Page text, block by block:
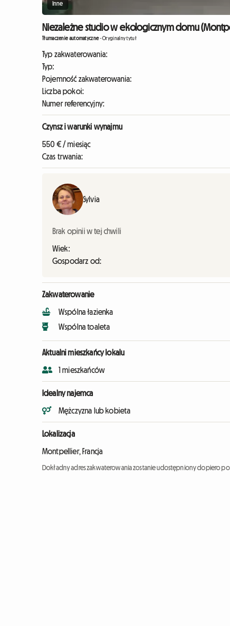
Inne
Niezależne studio w ekologicznym domu
Tłumaczenie automatyczne-Oryginalny tytuł
Typ zakwaterowania:
Typ:
Pojemność zakwaterowania:
Liczba pokoi:
Numer referencyjny:
Czynsz i warunki wynajmu
550 € / miesiąc
Czas trwania:
Sylvia
Brak opinii w tej chwili
Wiek:
Gospodarz od:
Zakwaterowanie
Wspólna łazienka
Wspólna toaleta
Aktualni mieszkańcy lokalu
1 mieszkańców
Idealny najemca
Mężczyzna lub kobieta
Lokalizacja
Montpellier, Francja
Dokładny adres zakwaterowania zostanie udostępniony dopiero